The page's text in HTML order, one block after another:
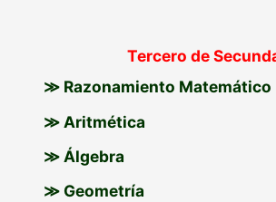
Tercero de
≫ Razonamiento Matemático
≫ Aritmética
≫ Álgebra
≫ Geometría